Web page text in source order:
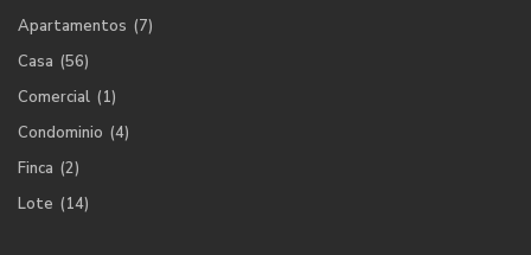
Apartamentos (7)
Casa (56)
Comercial (1)
Condominio (4)
Finca (2)
Lote (14)